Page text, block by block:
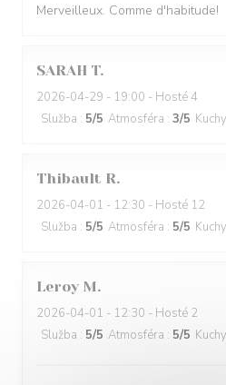
Merveilleux. Comme d'habitude!
SARAH T
2026-04-29 - 19:00 - Hosté 4
Služba : 5/5 Atmosféra : 3/5
Thibault R
2026-04-01 - 12:30 - Hosté 12
Služba : 5/5 Atmosféra : 5/5
Leroy M
2026-04-01 - 12:30 - Hosté 2
Služba : 5/5 Atmosféra : 5/5